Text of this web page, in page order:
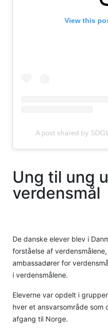
View this
A post shared by
Ung til ung
verdensmål
De danske elever blev i
forståelse af
ambassadører for
i verdensmålene.
Eleverne var opdelt i
hver et ansvarsområde som
afgang til Norge.